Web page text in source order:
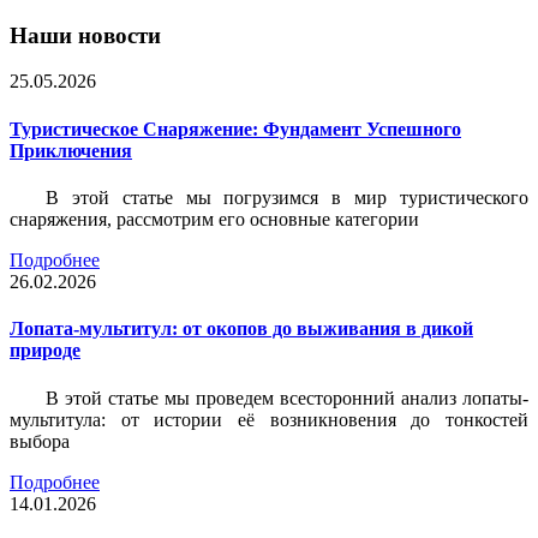
Наши новости
25.05.2026
Туристическое Снаряжение: Фундамент Успешного
Приключения
В этой статье мы погрузимся в мир туристического
снаряжения, рассмотрим его основные категории
Подробнее
26.02.2026
Лопата-мультитул: от окопов до выживания в дикой
природе
В этой статье мы проведем всесторонний анализ лопаты-
мультитула: от истории её возникновения до тонкостей
выбора
Подробнее
14.01.2026